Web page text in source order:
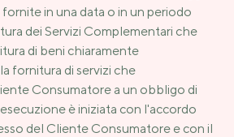
in una data o in un periodo
dei Servizi Complementari che
di beni chiaramente
fornitura di servizi che
Consumatore a un obbligo di
è iniziata con l'accordo
del Cliente Consumatore e con il